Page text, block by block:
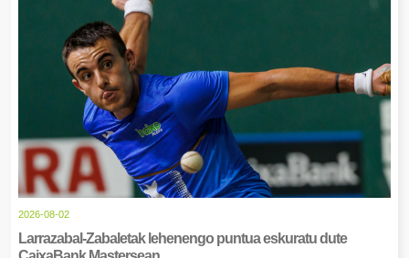
2026-08-02
Larrazabal-Zabaletak lehenengo puntua eskuratu dute